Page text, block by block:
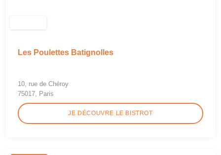
Les Poulettes Batignolles
10, rue de Chéroy
75017, Paris
JE DÉCOUVRE LE BISTROT